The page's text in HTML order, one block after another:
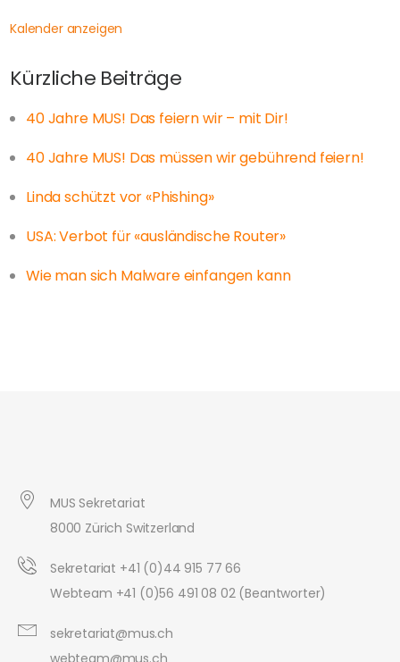
Kalender anzeigen
Kürzliche Beiträge
40 Jahre MUS! Das feiern wir – mit Dir!
40 Jahre MUS! Das müssen wir gebührend feiern!
Linda schützt vor «Phishing»
USA: Verbot für «ausländische Router»
Wie man sich Malware einfangen kann
MUS Sekretariat
8000 Zürich Switzerland
Sekretariat +41 (0)44 915 77 66
Webteam +41 (0)56 491 08 02 (Beantworter)
sekretariat@mus.ch
webteam@mus.ch